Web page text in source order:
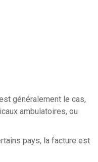
généralement le cas,
ambulatoires, ou
pays, la facture est